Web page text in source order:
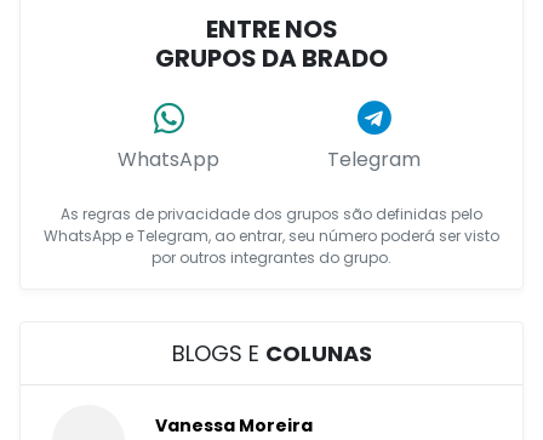
ENTRE NOS
GRUPOS DA BRADO
WhatsApp Telegram
As regras de privacidade dos grupos são definidas pelo
WhatsApp e Telegram, ao entrar, seu número poderá ser visto
por outros integrantes do grupo.
BLOGS E COLUNAS
Vanessa Moreira